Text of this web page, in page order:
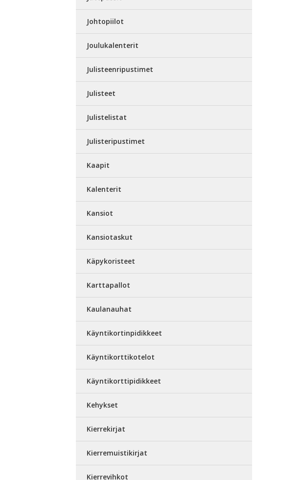
Johtopiilot
Joulukalenterit
Julisteenripustimet
Julisteet
Julistelistat
Julisteripustimet
Kaapit
Kalenterit
Kansiot
Kansiotaskut
Käpykoristeet
Karttapallot
Kaulanauhat
Käyntikortinpidikkeet
Käyntikorttikotelot
Käyntikorttipidikkeet
Kehykset
Kierrekirjat
Kierremuistikirjat
Kierrevihkot